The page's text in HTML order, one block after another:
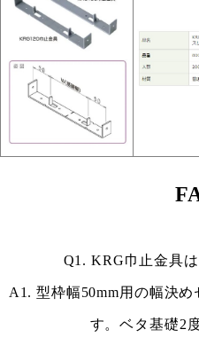
Q1. KRG巾止金具
A1. 型枠幅50mm用の幅決
す。ベタ基礎2